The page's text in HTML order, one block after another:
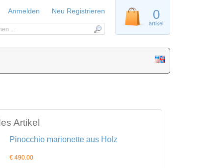
Artikel
Pinocchio marionette aus Holz
€ 490.00
0
artikel
Anmelden Neu Registrieren